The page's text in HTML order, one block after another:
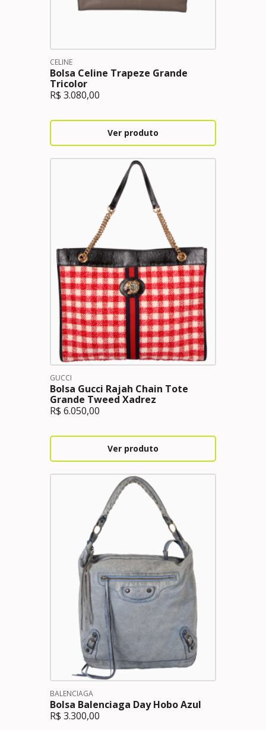
CELINE
Bolsa Celine Trapeze Grande
Tricolor
R$ 3.080,00
Ver produto
GUCCI
Bolsa Gucci Rajah Chain Tote
Grande Tweed Xadrez
R$ 6.050,00
Ver produto
BALENCIAGA
Bolsa Balenciaga Day Hobo Azul
R$ 3.300,00